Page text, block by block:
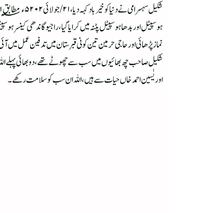
ہوسپیٹل اور بدھا ہوسپیٹل پٹنہ میں کرایا گیا، راجیو گاندھی
نماز پڑھائی اور حاجی حرمین تین کونی قبرستان میں تدفین عمل میں
اور یٰسین احمد خاں حیات سے ہیں، اللہ ان سب کو سلامت رکھے۔